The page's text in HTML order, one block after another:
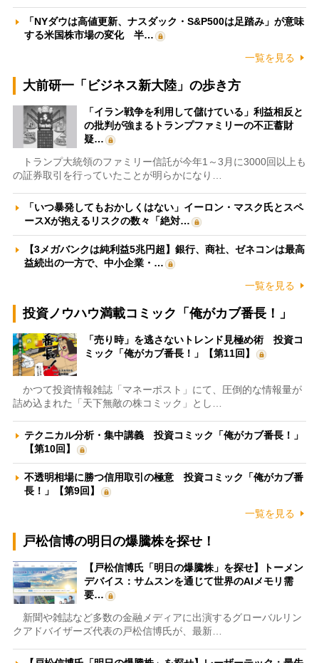
「NYダウは高値更新、ナスダック・S&P500は足踏み」が意味
する米国株市場の変化 半…
一覧を見る
大前研一「ビジネス新大陸」の歩き方
「イラン戦争を利用して儲けている」利益相反と
の批判が強まるトランプファミリーの不正蓄財
疑…
トランプ大統領のファミリー信託が今年1～3月に3000回以上も
の証券取引を行っていたことが明らかになり…
「いつ暴発してもおかしくはない」イーロン・マスク氏とスペ
ースXが抱えるリスクの数々「絶対…
【3メガバンクは純利益5兆円超】銀行、商社、ゼネコンは最高
益続出の一方で、中小企業・…
一覧を見る
投資ノウハウ満載コミック「俺がカブ番長！」
「売り時」を逃さないトレンド見極め術 投資コ
ミック「俺がカブ番長！」【第11回】
かつて投資情報雑誌「マネーポスト」にて、圧倒的な情報量が
詰め込まれた「天下無敵の株コミック」とし…
テクニカル分析・集中講義 投資コミック「俺がカブ番長！」
【第10回】
不透明相場に勝つ信用取引の極意 投資コミック「俺がカブ番
長！」【第9回】
一覧を見る
戸松信博の明日の爆騰株を探せ！
【戸松信博氏「明日の爆騰株」を探せ】トーメン
デバイス：サムスンを通じて世界のAIメモリ需
要…
新聞や雑誌など多数の金融メディアに出演するグローバルリン
クアドバイザーズ代表の戸松信博氏が、最新…